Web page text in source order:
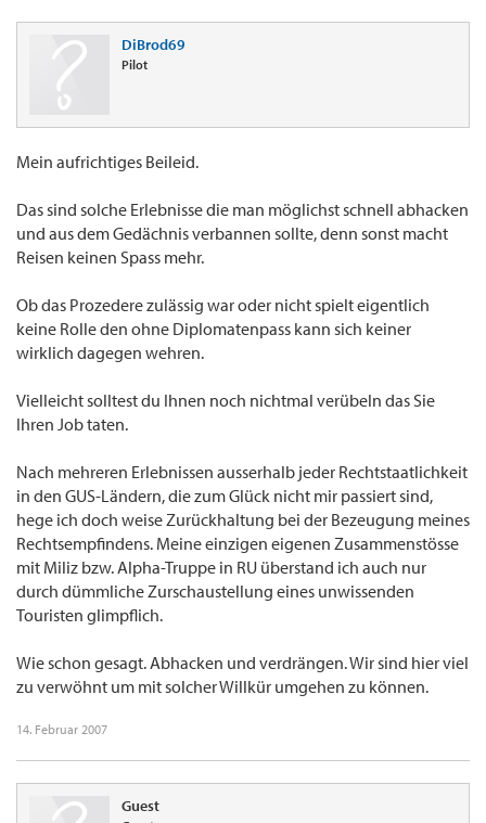
DiBrod69
Pilot
Mein aufrichtiges Beileid.
Das sind solche Erlebnisse die man möglichst schnell abhacken
und aus dem Gedächnis verbannen sollte, denn sonst macht
Reisen keinen Spass mehr.
Ob das Prozedere zulässig war oder nicht spielt eigentlich
keine Rolle den ohne Diplomatenpass kann sich keiner
wirklich dagegen wehren.
Vielleicht solltest du Ihnen noch nichtmal verübeln das Sie
Ihren Job taten.
Nach mehreren Erlebnissen ausserhalb jeder Rechtstaatlichkeit
in den GUS-Ländern, die zum Glück nicht mir passiert sind,
hege ich doch weise Zurückhaltung bei der Bezeugung meines
Rechtsempfindens. Meine einzigen eigenen Zusammenstösse
mit Miliz bzw. Alpha-Truppe in RU überstand ich auch nur
durch dümmliche Zurschaustellung eines unwissenden
Touristen glimpflich.
Wie schon gesagt. Abhacken und verdrängen. Wir sind hier viel
zu verwöhnt um mit solcher Willkür umgehen zu können.
14. Februar 2007
Guest